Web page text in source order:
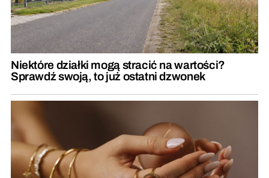
Niektóre działki mogą stracić na wartości?
Sprawdź swoją, to już ostatni dzwonek